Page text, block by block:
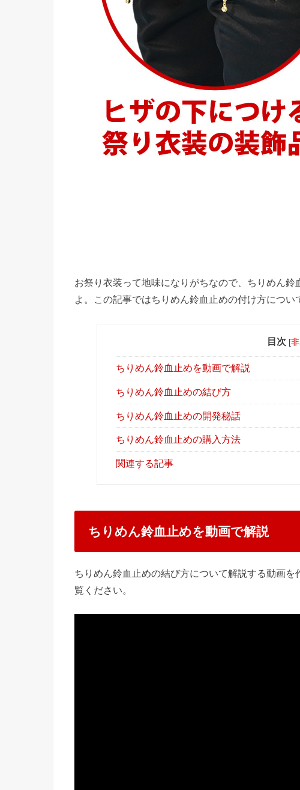
お祭り衣装って地味になりがちなので、ちりめん
よ。この記事ではちりめん鈴血止めの付け方につい
目次 [
ちりめん鈴血止めを動画で解説
ちりめん鈴血止めの結び方
ちりめん鈴血止めの開発秘話
ちりめん鈴血止めの購入方法
関連する記事
ちりめん鈴血止めを動画で解説
ちりめん鈴血止めの結び方について解説する動画
覧ください。